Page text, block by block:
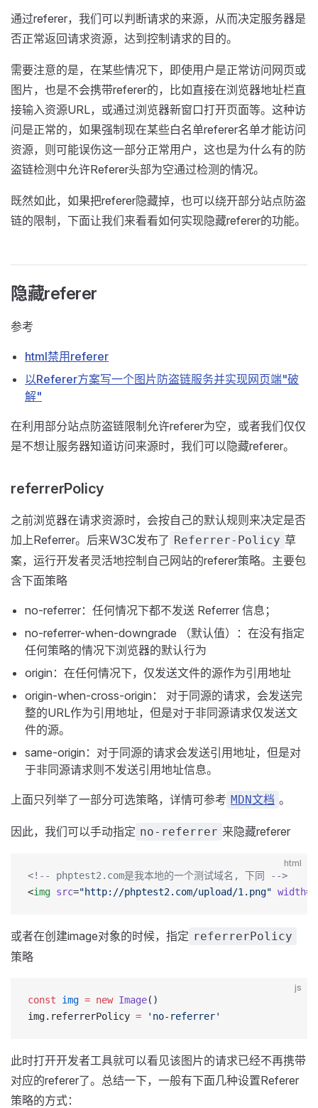
通过referer，我们可以判断请求的来源，从而决定服务器是
否正常返回请求资源，达到控制请求的目的。
需要注意的是，在某些情况下，即使用户是正常访问网页或
图片，也是不会携带referer的，比如直接在浏览器地址栏直
接输入资源URL，或通过浏览器新窗口打开页面等。这种访
问是正常的，如果强制现在某些白名单referer名单才能访问
资源，则可能误伤这一部分正常用户，这也是为什么有的防
盗链检测中允许Referer头部为空通过检测的情况。
既然如此，如果把referer隐藏掉，也可以绕开部分站点防盗
链的限制，下面让我们来看看如何实现隐藏referer的功能。
隐藏referer
参考
html禁用referer
以Referer方案写一个图片防盗链服务并实现网页端"破
解"
在利用部分站点防盗链限制允许referer为空，或者我们仅仅
是不想让服务器知道访问来源时，我们可以隐藏referer。
referrerPolicy
之前浏览器在请求资源时，会按自己的默认规则来决定是否
加上Referrer。后来W3C发布了 Referrer-Policy 草
案，运行开发者灵活地控制自己网站的referer策略。主要包
含下面策略
no-referrer：任何情况下都不发送 Referrer 信息；
no-referrer-when-downgrade （默认值）：在没有指定
任何策略的情况下浏览器的默认行为
origin：在任何情况下，仅发送文件的源作为引用地址
origin-when-cross-origin： 对于同源的请求，会发送完
整的URL作为引用地址，但是对于非同源请求仅发送文
件的源。
same-origin：对于同源的请求会发送引用地址，但是对
于非同源请求则不发送引用地址信息。
上面只列举了一部分可选策略，详情可参考 MDN文档 。
因此，我们可以手动指定 no-referrer 来隐藏referer
html
<!-- phptest2.com是我本地的一个测试域名, 下同 -->
<img src="http://phptest2.com/upload/1.png" width=
或者在创建image对象的时候，指定 referrerPolicy
策略
js
const img = new Image()
img.referrerPolicy = 'no-referrer'
此时打开开发者工具就可以看见该图片的请求已经不再携带
对应的referer了。总结一下，一般有下面几种设置Referer
策略的方式：